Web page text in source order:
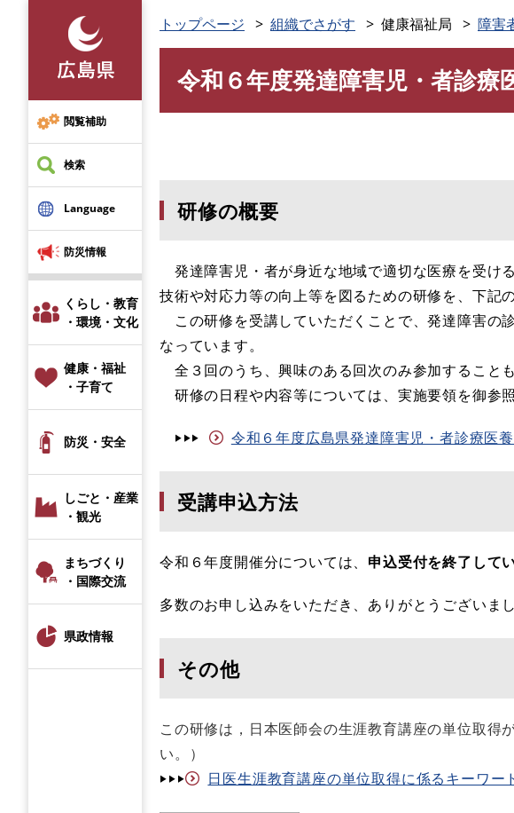
先
頭
で
す
閲覧補助
検索
Language
防災情報
くらし・教育
・環境・文化
健康・福祉
・子育て
防災・安全
しごと・産業
・観光
まちづくり
・国際交流
県政情報
トップページ 組織でさがす 健康福祉局 障害
令和６年度発達障害児・者診療
研修の概要
発達障害児・者が身近な地域で適切な医療を受け
技術や対応力等の向上等を図るための研修を、下記
この研修を受講していただくことで、発達障害の
なっています。
全３回のうち、興味のある回次のみ参加することも
研修の日程や内容等については、実施要領を御参照
‣‣‣ 令和６年度広島県発達障害児・者診療医
受講申込方法
令和６年度開催分については、 申込受付を終了してい
多数のお申し込みをいただき、ありがとうございまし
その他
この研修は，日本医師会の生涯教育講座の単位取得
い。）
‣‣‣
日医生涯教育講座の単位取得に係るキーワ